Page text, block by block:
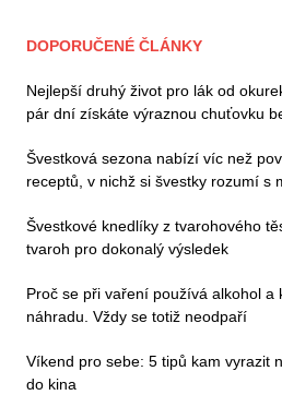
DOPORUČENÉ ČLÁNKY
Nejlepší druhý život pro lák od
pár dní získáte výraznou chuťovku
Švestková sezona nabízí víc než
receptů, v nichž si švestky rozumí s
Švestkové knedlíky z tvarohového
tvaroh pro dokonalý výsledek
Proč se při vaření používá alkohol a
náhradu. Vždy se totiž neodpaří
Víkend pro sebe: 5 tipů kam vyrazit
do kina